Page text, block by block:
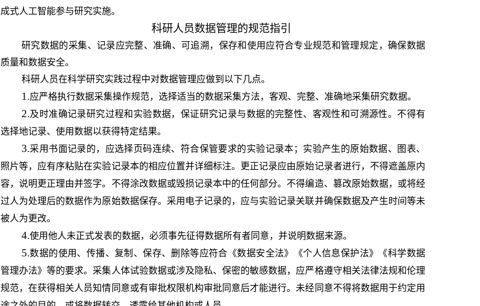
成式人工智能参与研究实施。
科研人员数据管理的规范指引
研究数据的采集、记录应完整、准确、可追溯，保存和使用应符合专业规范和管理规定，确保数据
质量和数据安全。
科研人员在科学研究实践过程中对数据管理应做到以下几点。
1.应严格执行数据采集操作规范，选择适当的数据采集方法 ，客观、完整、准确地采集研究数据。
2.及时准确记录研究过程和实验数据，保证研究记录与数据的完整性、客观性和可溯源性。不得有
选择地记录、使用数据以获得特定结果。
3.采用书面记录的，应选择页码连续、符合保管要求的实验记录本；实验产生的原始数据、图表、
照片等，应有序粘贴在实验记录本的相应位置并详细标注。更正记录应由原始记录者进行，不得遮盖原内
容，说明更正理由并签字。不得涂改数据或毁损记录本中的任何部分。不得编造、篡改原始数据，或将经
过人为处理后的数据作为原始数据保存。采用电子记录的，应与实验记录关联并确保数据及产生时间等未
被人为更改。
4.使用他人未正式发表的数据，必须事先征得数据所有者同意，并说明数据来源。
5.数据的使用、传播、复制、保存、删除等应符合《数据安全法》《个人信息保护法》《科学数据
管理办法》等的要求。采集人体试验数据或涉及隐私、保密的敏感数据，应严格遵守相关法律法规和伦理
规范，在获得相关人员知情同意或有审批权限机构审批同意后才能进行。未经同意不得将数据用于约定用